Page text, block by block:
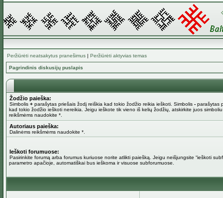
Peržiūrėti neatsakytus pranešimus | Peržiūrėti aktyvias temas
Pagrindinis diskusijų puslapis
Žodžio paieška:
Simbolis + parašytas priešais žodį reiškia kad tokio žodžio reikia ieškoti. Simbolis - parašytas
kad tokio žodžio ieškoti nereikia. Jeigu ieškote tik vieno iš kelių žodžių, atskirkite juos
reikšmėms naudokite *.
Autoriaus paieška:
Dalinėms reikšmėms naudokite *.
Ieškoti forumuose:
Pasirinkite forumą arba forumus kuriuose norite atlikti paiešką. Jeigu neišjungsite “ieškoti
parametro apačioje, automatiškai bus ieškoma ir visuose subforumuose.